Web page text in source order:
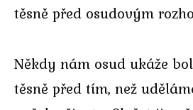
těsně před osudovým
Někdy nám osud ukáže
těsně před tím, než